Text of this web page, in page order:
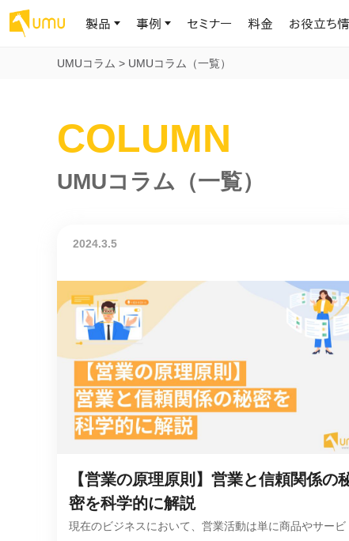
製品
AIリテラシーコース
大規模言語モデル時代のAIリテラ
わずか1時間で、初学者から専門家
AIリテラシー アセスメント
企業のAIリテラシーを可視化し、組
織変革を推進する人材の発掘・育
AI人材育成：次世代トップセー
ルス育成
AI人材育成：ビジネスライティ
AIとの対話
の交渉力強
AI マネジ
AI部下との
マネジメン
ードバック
製品紹介や
化された
AIによる個
事例
お客様の課題解決のプロセスと成果を、インタビュー記事でご紹介し
お客様の声
2.8万社以上が導入した信頼と実績の一覧を、こちらでご覧いただけ
セミナー 料金 お役立ち
AI活用や人材育成に役立つ、課題解決のための資料を無料でご提
供します
お知らせ
プロが作成した質の高い研修コースを購入し、即座に自社で導入で
世界203カ国・国内28,000社以上の導入実績と基本情報
ミッション・ビジョン、社名に込められた想い
AI時代に、人間の可能性を拡張する。学びと人的資本の未来
代表と各分野の顧問・アドバイザーをご紹介
ISO認証取得済み。最高水準のセキュリティ体制
UMUコラム > UMUコラム（一覧）
COLUMN
UMUコラム（一覧）
2024.3.5
【営業の原理原則】営業と信頼関係の
密を科学的に解説
現在のビジネス​​​​​​において、営業活動は単に商品やサービ